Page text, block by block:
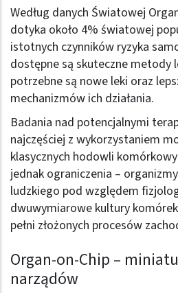
Według danych Światowej
dotyka około 4% światowej
istotnych czynników ryzyka
dostępne są skuteczne metody
potrzebne są nowe leki oraz
mechanizmów ich działania.
Badania nad potencjalnymi
najczęściej z wykorzystaniem
klasycznych hodowli
jednak ograniczenia –
ludzkiego pod względem
dwuwymiarowe kultury
pełni złożonych procesów
Organ-on-Chip –
narządów